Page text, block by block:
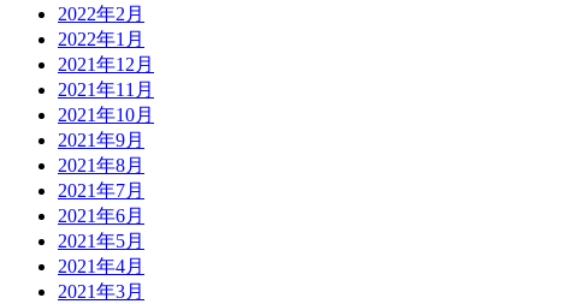
2022年2月
2022年1月
2021年12月
2021年11月
2021年10月
2021年9月
2021年8月
2021年7月
2021年6月
2021年5月
2021年4月
2021年3月